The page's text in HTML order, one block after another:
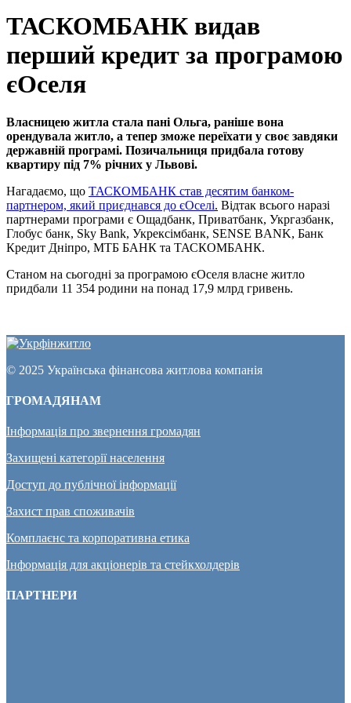
ТАСКОМБАНК видав
перший кредит за програмою
єОселя
Власницею житла стала пані Ольга, раніше вона
орендувала житло, а тепер зможе переїхати у своє завдяки
державній програмі. Позичальниця придбала готову
квартиру під 7% річних у Львові.
Нагадаємо, що ТАСКОМБАНК став десятим банком-
партнером, який приєднався до єОселі. Відтак всього наразі
партнерами програми є Ощадбанк, Приватбанк, Укргазбанк,
Глобус банк, Sky Bank, Укрексімбанк, SENSE BANK, Банк
Кредит Дніпро, МТБ БАНК та ТАСКОМБАНК.
Станом на сьогодні за програмою єОселя власне житло
придбали 11 354 родини на понад 17,9 млрд гривень.
© 2025 Українська фінансова житлова компанія
ГРОМАДЯНАМ
Інформація про звернення громадян
Захищені категорії населення
Доступ до публічної інформації
Захист прав споживачів
Комплаєнс та корпоративна етика
Інформація для акціонерів та стейкхолдерів
ПАРТНЕРИ